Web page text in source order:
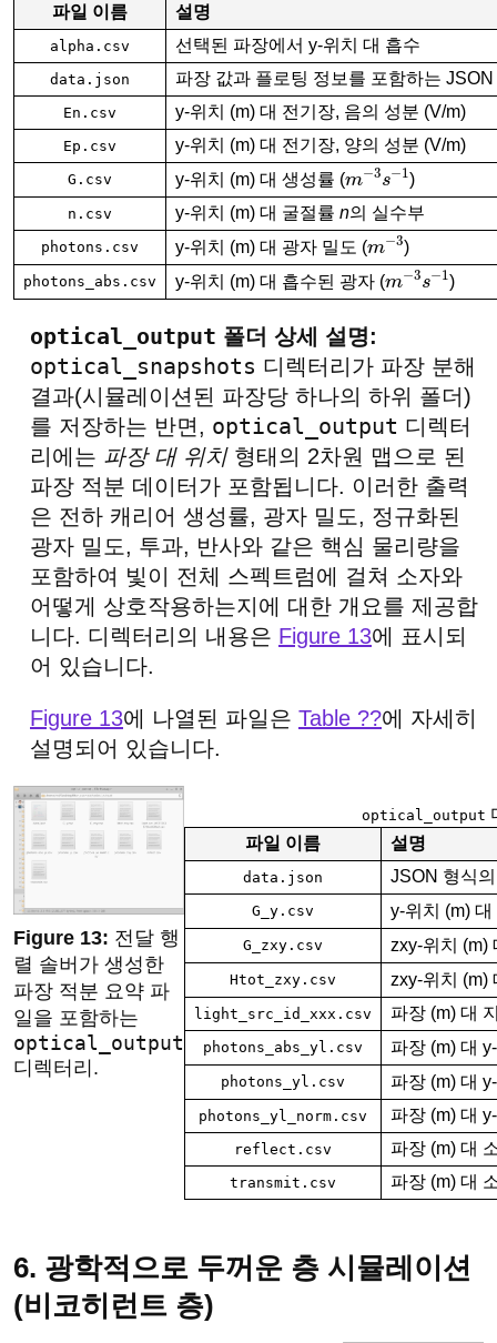
파일 이름
설명
alpha.csv 선택된 파장에서 y-위치 대 흡수
data.json 파장 값과 플로팅 정보를 포함하는
En.csv y-위치 (m) 대 전기장, 음의 성분 (V/m)
Ep.csv y-위치 (m) 대 전기장, 양의 성분 (V/m)
G.csv y-위치 (m) 대 생성률 (m−3s−1
)
n.csv y-위치 (m) 대 굴절률 n의 실수부
photons.csv y-위치 (m) 대 광자 밀도 (m−3)
photons_abs.csv y-위치 (m) 대 흡수된 광자 (m−3s−1
)
optical_output 폴더 상세 설명:
optical_snapshots 디렉터리가 파장 분해
결과(시뮬레이션된 파장당 하나의 하위 폴더)
를 저장하는 반면, optical_output 디렉터
리에는 파장 대 위치형태의 2차원 맵으로 된
파장 적분 데이터가 포함됩니다. 이러한 출력
은 전하 캐리어 생성률, 광자 밀도, 정규화된
광자 밀도, 투과, 반사와 같은 핵심 물리량을
포함하여 빛이 전체 스펙트럼에 걸쳐 소자와
어떻게 상호작용하는지에 대한 개요를 제공합
니다. 디렉터리의 내용은 Figure 13에 표시되
어 있습니다.
Figure 13에 나열된 파일은 Table ??에 자세히
설명되어 있습니다.
전달 행
렬 솔버가 생성한
파장 적분 요약 파
일을 포함하는
optical_output
디렉터리.
optical_output
파일 이름
설명
data.json JSON 형식
G_y.csv y-위치 (m)
G_zxy.csv zxy-위치 (m)
Htot_zxy.csv zxy-위치 (m)
light_src_id_xxx.csv 파장 (m) 대
photons_abs_yl.csv 파장 (m) 대
photons_yl.csv 파장 (m) 대
photons_yl_norm.csv 파장 (m) 대
reflect.csv 파장 (m) 대
transmit.csv 파장 (m) 대
6. 광학적으로 두꺼운 층 시뮬레이션
(비코히런트 층)